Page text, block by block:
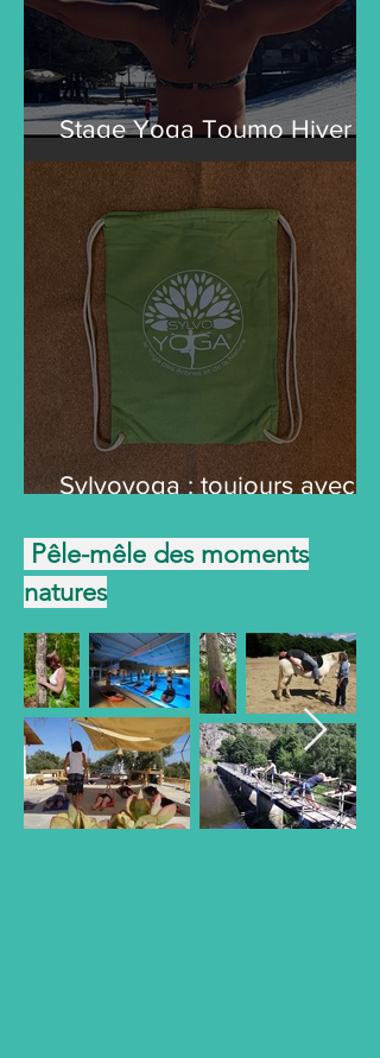
Stage Yoga Toumo Hiver
2024
Sylvoyoga : toujours avec
Pêle-mêle des moments
natures